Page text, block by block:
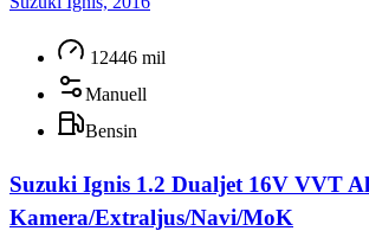
12446 mil
Manuell
Bensin
Suzuki Ignis 1.2 Dualjet 16V VVT
Kamera/Extraljus/Navi/MoK